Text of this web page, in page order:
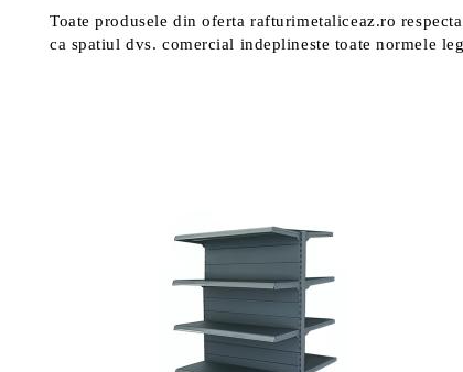
Toate produsele din oferta rafturimetaliceaz.ro
ca spatiul dvs. comercial indeplineste toate normele